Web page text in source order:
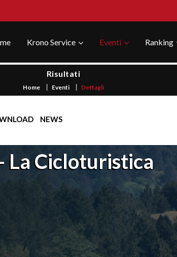
Krono Service Eventi Ranking
Risultati
Home Eventi Dettagli
NEWS
La Cicloturistica